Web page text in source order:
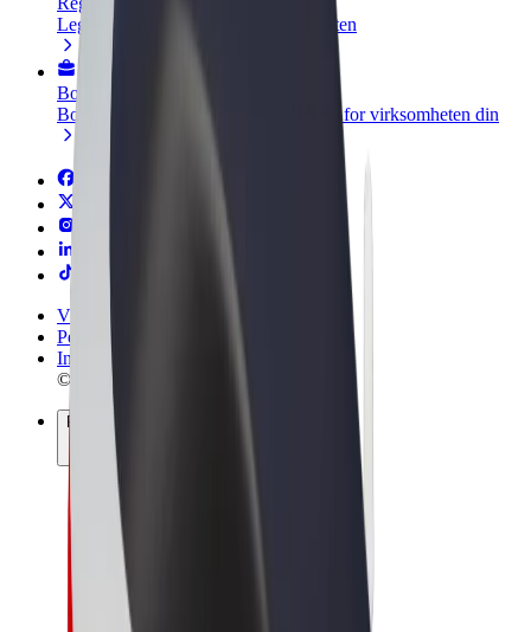
Legg til flåten din i Bolt og øk inntekten
Bolt for Business
Bolt-produkter og tjenester oppskalert for virksomheten din
Vilkår og betingelser
Personvern
Informasjonskapsler
© 2026 Bolt Technology OÜ
Produkter
Turer
Sparkesykler
Bolt Market
Bolt Food